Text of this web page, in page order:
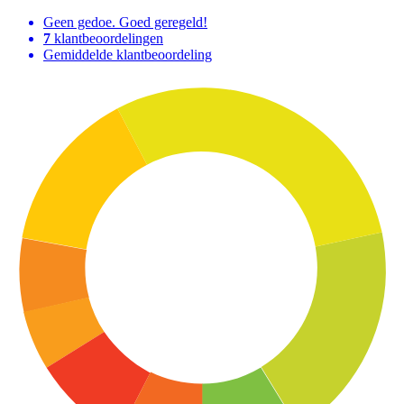
Geen gedoe. Goed geregeld!
7 klantbeoordelingen
Gemiddelde klantbeoordeling